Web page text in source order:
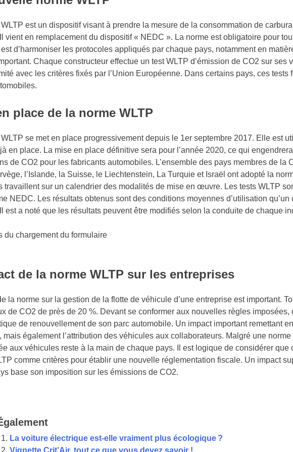
WLTP est un dispositif visant à prendre la mesure de la consommation de
vient en remplacement du dispositif « NEDC ». La norme est obligatoire pour
est d’harmoniser les protocoles appliqués par chaque pays, notamment en
Chaque constructeur effectue un test WLTP d’émission de CO2 sur ses
avec les critères fixés par l’Union Européenne. Dans certains pays, ces
place de la norme WLTP
WLTP se met en place progressivement depuis le 1er septembre 2017. Elle est
en place. La mise en place définitive sera pour l’année 2020, ce qui
de CO2 pour les fabricants automobiles. L’ensemble des pays membres de la
l’Islande, la Suisse, le Liechtenstein, La Turquie et Israël ont adopté la
travaillent sur un calendrier des modalités de mise en œuvre. Les tests WLTP
NEDC. Les résultats obtenus sont des conditions moyennes d’utilisation
est a noté que les résultats peuvent être modifiés selon la conduite de chaque
du chargement du formulaire
de la norme WLTP sur les entreprises
la norme sur la gestion de la flotte de véhicule d’une entreprise est important.
de CO2 de près de 20 %. Devant se conformer aux nouvelles règles
de renouvellement de son parc automobile. Un impact important remettant
mais également l’attribution des véhicules aux collaborateurs. Malgré une
aux véhicules reste à la main de chaque pays. Il est logique de considérer que
comme critères pour établir une nouvelle réglementation fiscale. Un impact
base son imposition sur les émissions de CO2.
La voiture électrique est-elle vraiment plus écologique ?
Vignette Crit’Air, tout ce que vous devez savoir !